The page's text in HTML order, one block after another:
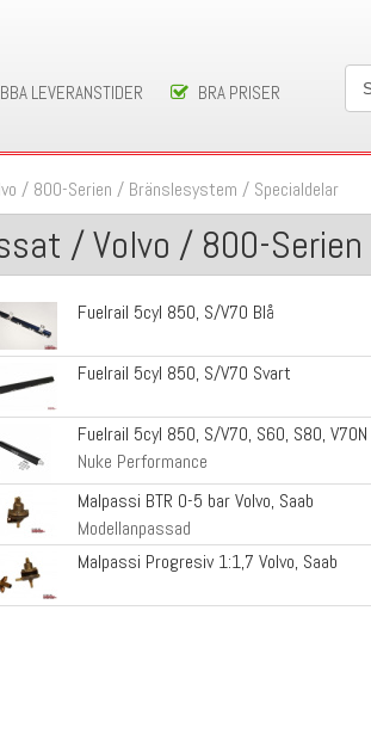
LEVERANSTIDER BRA PRISER
/ 800-Serien / Bränslesystem / Specialdelar
/ Volvo / 800-
Fuelrail 5cyl 850, S/V70 Blå
Fuelrail 5cyl 850, S/V70 Svart
Fuelrail 5cyl 850, S/V70, S60, S80, V70N
Nuke Performance
Malpassi BTR 0-5 bar Volvo, Saab
Modellanpassad
Malpassi Progresiv 1:1,7 Volvo, Saab